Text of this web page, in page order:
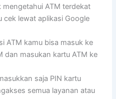
mengetahui ATM terdekat
cek lewat aplikasi Google
ATM kamu bisa masuk ke
dan masukan kartu ATM ke
saja PIN kartu
semua layanan atau